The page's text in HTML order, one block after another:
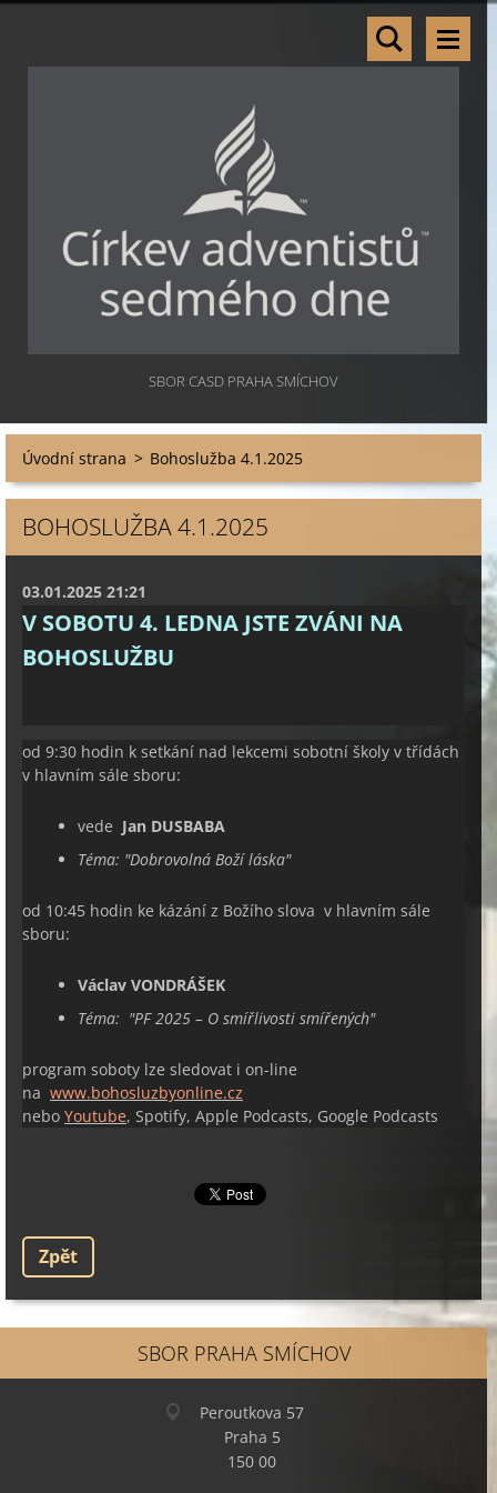
SBOR CASD PRAHA SMÍCHOV
Úvodní strana > Bohoslužba 4.1.2025
BOHOSLUŽBA 4.1.2025
03.01.2025 21:21
V SOBOTU 4. LEDNA JSTE ZVÁNI NA
BOHOSLUŽBU
od 9:30 hodin k setkání nad lekcemi sobotní školy v třídách
v hlavním sále sboru:
vede Jan DUSBABA
Téma: "Dobrovolná Boží láska"
od 10:45 hodin ke kázání z Božího slova v hlavním sále
sboru:
Václav VONDRÁŠEK
Téma: "PF 2025 – O smířlivosti smířených"
program soboty lze sledovat i on-line
na www.bohosluzbyonline.cz
nebo Youtube, Spotify, Apple Podcasts, Google Podcasts
Zpět
SBOR PRAHA SMÍCHOV
Peroutkova 57
Praha 5
150 00